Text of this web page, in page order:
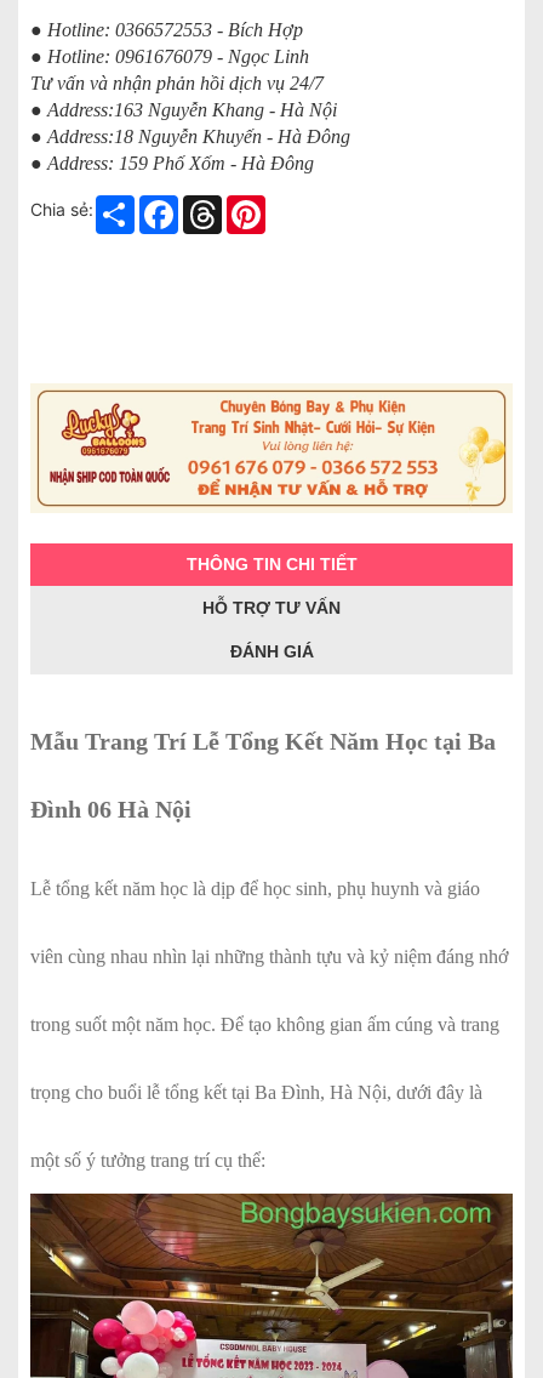
● Hotline: 0366572553 - Bích Hợp
● Hotline: 0961676079 - Ngọc Linh
Tư vấn và nhận phản hồi dịch vụ 24/7
● Address:163 Nguyễn Khang - Hà Nội
● Address:18 Nguyễn Khuyến - Hà Đông
● Address: 159 Phố Xốm - Hà Đông
Chia sẻ: Share Facebook
Threads
THÔNG TIN CHI TIẾT
HỖ TRỢ TƯ VẤN
ĐÁNH GIÁ
Mẫu Trang Trí Lễ Tổng Kết Năm Học tại Ba
Đình 06 Hà Nội
Lễ tổng kết năm học là dịp để học sinh, phụ huynh và giáo
viên cùng nhau nhìn lại những thành tựu và kỷ niệm đáng nhớ
trong suốt một năm học. Để tạo không gian ấm cúng và trang
trọng cho buổi lễ tổng kết tại Ba Đình, Hà Nội, dưới đây là
một số ý tưởng trang trí cụ thể: